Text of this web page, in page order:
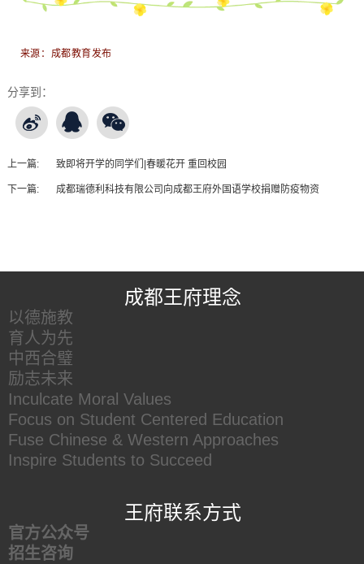
来源：成都教育发布
分享到：
上一篇: 致即将开学的同学们|春暖花开 重回校园
下一篇: 成都瑞德利科技有限公司向成都王府外国语学校捐赠防疫物资
成都王府理念
以德施教
育人为先
中西合璧
励志未来
Inculcate Moral Values
Focus on Student Centered Education
Fuse Chinese & Western Approaches
Inspire Students to Succeed
王府联系方式
官方公众号
招生咨询